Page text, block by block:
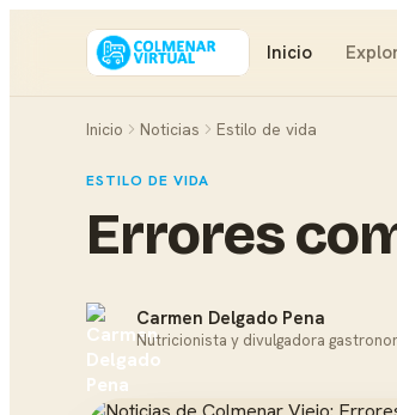
Inicio
Inicio Noticias Estilo de vida
ESTILO DE VIDA
Errores
Carmen Delgado Pena
Nutricionista y divulgadora